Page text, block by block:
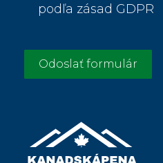
podľa zásad GDPR
Odoslať formulár